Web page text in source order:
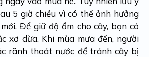
5 giờ chiều vì có thể ảnh hưởng
Để giữ độ ẩm cho cây, bạn có
xơ dừa. Khi mùa mưa đến, người
rãnh thoát nước để tránh cây bị